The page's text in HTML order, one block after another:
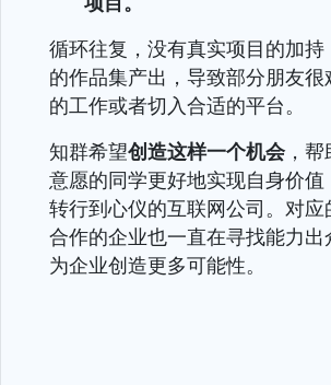
循环往复，没有真实项目的加持
的作品集产出，导致部分朋友
的工作或者切入合适的平台。
知群希望创造这样一个机会，帮
意愿的同学更好地实现自身价
转行到心仪的互联网公司。对
合作的企业也一直在寻找能力出
为企业创造更多可能性。